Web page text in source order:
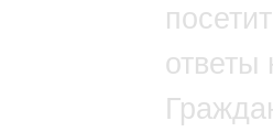
ответы